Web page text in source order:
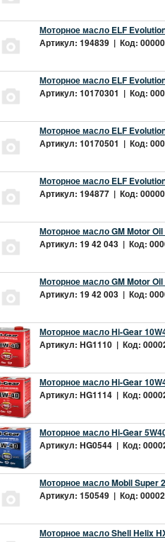
Моторное масло ELF
Артикул: 194839 | Код:
Моторное масло ELF
Артикул: 10170301 | Код:
Моторное масло ELF
Артикул: 10170501 | Код:
Моторное масло ELF
Артикул: 194877 | Код:
Моторное масло GM Motor Oil
Артикул: 19 42 043 | Код:
Моторное масло GM Motor
Артикул: 19 42 003 | Код:
Моторное масло Hi-Gear
Артикул: HG1110 | Код:
Моторное масло Hi-Gear
Артикул: HG1114 | Код:
Моторное масло Hi-Gear
Артикул: HG0544 | Код:
Моторное масло Mobil Super
Артикул: 150549 | Код:
Моторное масло Shell Helix